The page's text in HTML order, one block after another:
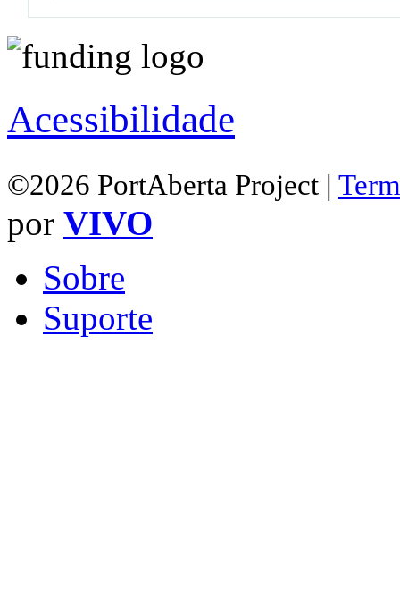
Acessibilidade
©2026 PortAberta Project |
por VIVO
Sobre
Suporte